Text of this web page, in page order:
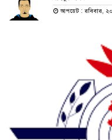
আপডেট : রবিবার,